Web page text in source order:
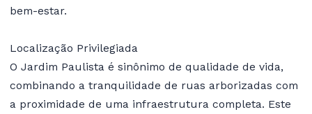
bem-estar.
Localização Privilegiada
O Jardim Paulista é sinônimo de qualidade de vida,
combinando a tranquilidade de ruas arborizadas com
a proximidade de uma infraestrutura completa. Este